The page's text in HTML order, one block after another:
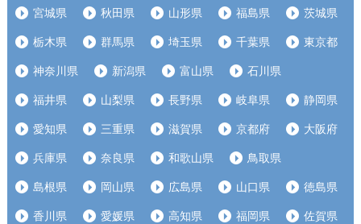
宮城県 秋田県 山形県 福島県 茨城県
栃木県 群馬県 埼玉県 千葉県 東京都
神奈川県 新潟県 富山県 石川県
福井県 山梨県 長野県 岐阜県 静岡県
愛知県 三重県 滋賀県 京都府 大阪府
兵庫県 奈良県 和歌山県 鳥取県
島根県 岡山県 広島県 山口県 徳島県
香川県 愛媛県 高知県 福岡県 佐賀県